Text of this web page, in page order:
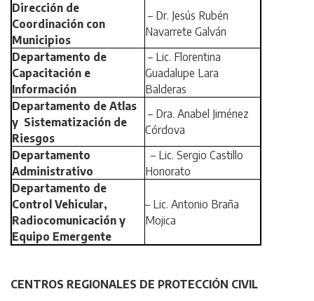
Dirección de
Coordinación con
Municipios
– Dr. Jesús Rubén
Navarrete Galván
Departamento de
Capacitación e
Información
– Lic. Florentina
Guadalupe Lara
Balderas
Departamento de Atlas
y Sistematización de
Riesgos
– Dra. Anabel Jiménez
Córdova
Departamento
Administrativo
– Lic. Sergio Castillo
Honorato
Departamento de
Control Vehicular,
Radiocomunicación y
Equipo Emergente
– Lic. Antonio Braña
Mojica
CENTROS REGIONALES DE PROTECCIÓN CIVIL